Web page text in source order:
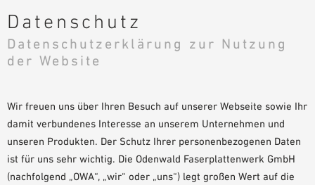
AUSZEICHNUNGEN
STANDORTE
NACHHALTIGKEIT
OWA-PLUS
KARRIERE
PRESSE
SHOWROOM 7TH FLOOR
Produkte
PRODUKTÜBERSICHT
GEFÜHRTE SUCHE
Lösungen
Technische Beratung
Service
Datenschutz
Datenschutzerklärung zur Nutzung
der Website
Wir freuen uns über Ihren Besuch auf unserer Webseite sowie Ihr
damit verbundenes Interesse an unserem Unternehmen und
unseren Produkten. Der Schutz Ihrer personenbezogenen Daten
ist für uns sehr wichtig. Die Odenwald Faserplattenwerk GmbH
(nachfolgend „OWA“, „wir“ oder „uns“) legt großen Wert auf die